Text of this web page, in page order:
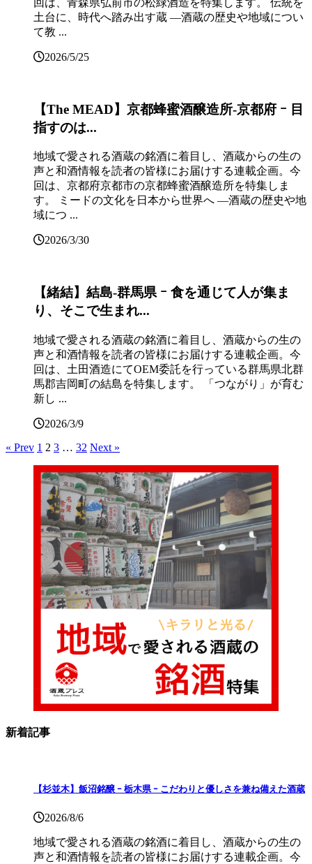
土台に、時代へ踏み出す蔵 ―酒蔵の歴史や地域につい
て教 ...
2026/5/25
【The MEAD】京都蜂蜜酒醸造所‐京都府 ｰ 目
指すのは...
地域で愛される酒蔵の銘酒に着目し、酒蔵からの生の
声と和酒情報を読者の皆様にお届けする連載企画。今
回は、京都府京都市の京都蜂蜜酒醸造所を特集しま
す。 ミードの文化を日本から世界へ ―酒蔵の歴史や地
域につ ...
2026/3/30
【緒結】結島‐群馬県 ｰ 食を通じて人が集ま
り、そこで生まれ...
地域で愛される酒蔵の銘酒に着目し、酒蔵からの生の
声と和酒情報を読者の皆様にお届けする連載企画。今
回は、土田酒造にてOEM委託を行っている群馬県北群
馬郡吉岡町の結島を特集します。 「つながり」が育む
新し ...
2026/3/9
« Prev 1 2 3 … 32 Next »
新着記事
【杉並木】飯沼銘醸 ｰ 栃木県 ｰ こだわりと優しさを兼ね備えた酒蔵
2026/8/6
地域で愛される酒蔵の銘酒に着目し、酒蔵からの生の
声と和酒情報を読者の皆様にお届けする連載企画。今